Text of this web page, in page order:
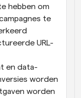
hebben om
te
URL-
en data-
worden
worden